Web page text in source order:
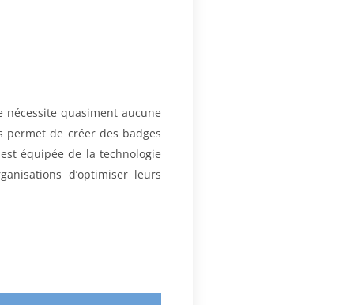
quasiment aucune
permet de créer des badges
est équipée de la technologie
d’optimiser leurs